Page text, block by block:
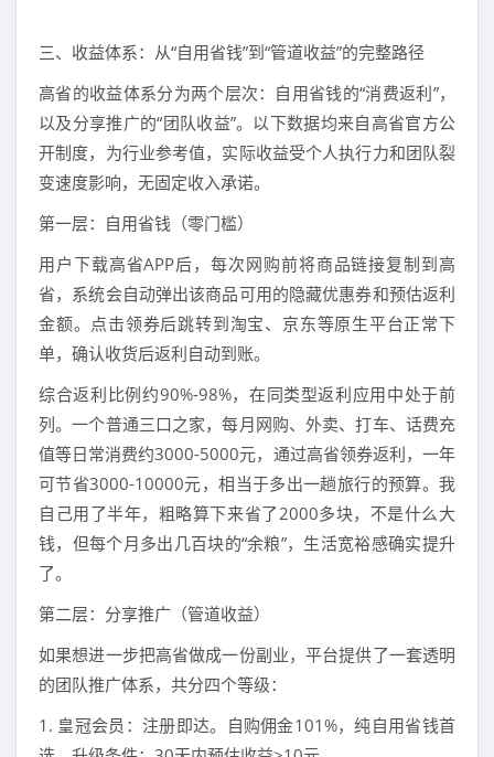
三、收益体系：从“自用省钱”到“管道收益”的完整路径
高省的收益体系分为两个层次：自用省钱的“消费返利”，
以及分享推广的“团队收益”。以下数据均来自高省官方公
开制度，为行业参考值，实际收益受个人执行力和团队裂
变速度影响，无固定收入承诺。
第一层：自用省钱（零门槛）
用户下载高省APP后，每次网购前将商品链接复制到高
省，系统会自动弹出该商品可用的隐藏优惠券和预估返利
金额。点击领券后跳转到淘宝、京东等原生平台正常下
单，确认收货后返利自动到账。
综合返利比例约90%-98%，在同类型返利应用中处于前
列。一个普通三口之家，每月网购、外卖、打车、话费充
值等日常消费约3000-5000元，通过高省领券返利，一年
可节省3000-10000元，相当于多出一趟旅行的预算。我
自己用了半年，粗略算下来省了2000多块，不是什么大
钱，但每个月多出几百块的“余粮”，生活宽裕感确实提升
了。
第二层：分享推广（管道收益）
如果想进一步把高省做成一份副业，平台提供了一套透明
的团队推广体系，共分四个等级：
1. 皇冠会员：注册即达。自购佣金101%，纯自用省钱首